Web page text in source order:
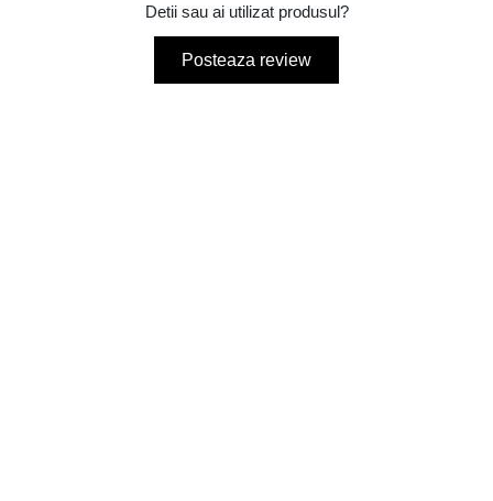
Detii sau ai utilizat produsul?
Posteaza review